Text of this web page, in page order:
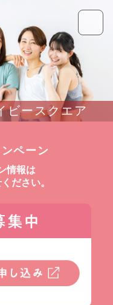
ビースクエア
ペーン
情報は
ださい。